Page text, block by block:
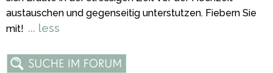
austauschen und gegenseitig unterstutzen. Fiebern Sie
mit! ... less